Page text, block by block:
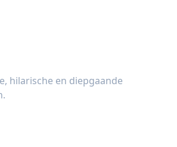
hilarische en diepgaande